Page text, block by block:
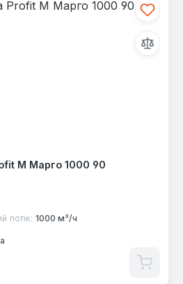
M Марго 1000 90
потік: 1000 м³/ч